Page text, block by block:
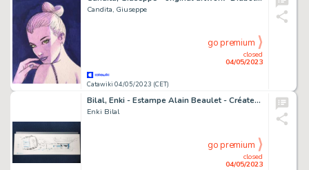
Candita, Giuseppe
Catawiki 04/05/2023 (CET)
closed
04/05/2023
go premium
Bilal, Enki - Estampe Alain Beaulet - Créateur d'univers - (1988)
Enki Bilal
closed
04/05/2023
go premium